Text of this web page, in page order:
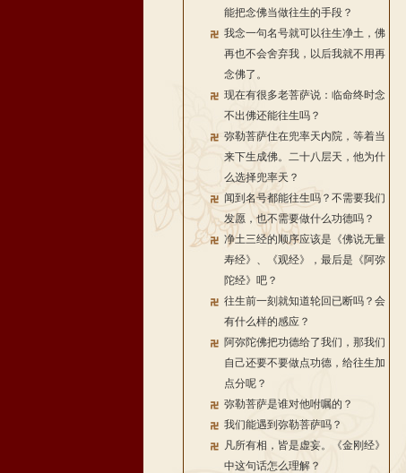
能把念佛当做往生的手段？
我念一句名号就可以往生净土，佛
再也不会舍弃我，以后我就不用再
念佛了。
现在有很多老菩萨说：临命终时念
不出佛还能往生吗？
弥勒菩萨住在兜率天内院，等着当
来下生成佛。二十八层天，他为什
么选择兜率天？
闻到名号都能往生吗？不需要我们
发愿，也不需要做什么功德吗？
净土三经的顺序应该是《佛说无量
寿经》、《观经》，最后是《阿弥
陀经》吧？
往生前一刻就知道轮回已断吗？会
有什么样的感应？
阿弥陀佛把功德给了我们，那我们
自己还要不要做点功德，给往生加
点分呢？
弥勒菩萨是谁对他咐嘱的？
我们能遇到弥勒菩萨吗？
凡所有相，皆是虚妄。《金刚经》
中这句话怎么理解？